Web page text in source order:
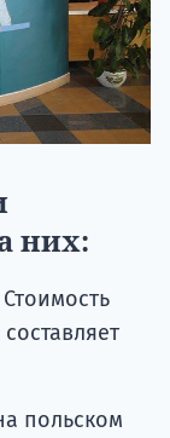
них:
Стоимость
польском